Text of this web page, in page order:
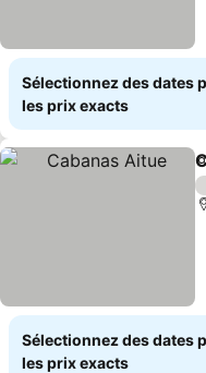
Sélectionnez des dates
les prix exacts
Sélectionnez des dates
les prix exacts